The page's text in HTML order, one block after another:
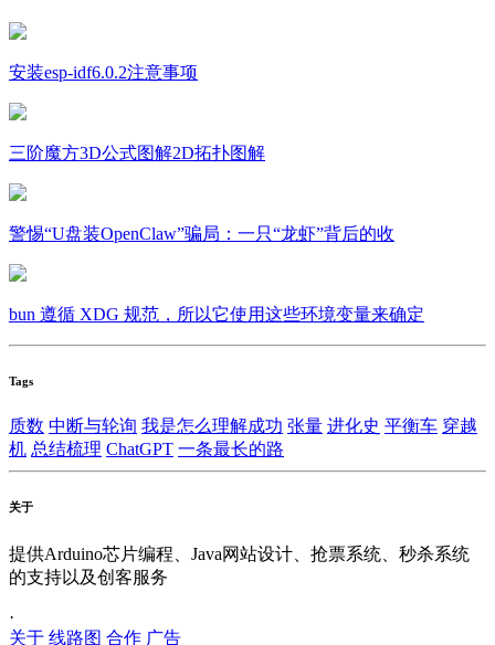
安装esp-idf6.0.2注意事项
三阶魔方3D公式图解2D拓扑图解
警惕“U盘装OpenClaw”骗局：一只“龙虾”背后的收
bun 遵循 XDG 规范，所以它使用这些环境变量来确定
Tags
质数 中断与轮询 我是怎么理解成功 张量 进化史 平衡车 穿越
机 总结梳理 ChatGPT 一条最长的路
关于
提供Arduino芯片编程、Java网站设计、抢票系统、秒杀系统
的支持以及创客服务
·
关于 线路图 合作 广告